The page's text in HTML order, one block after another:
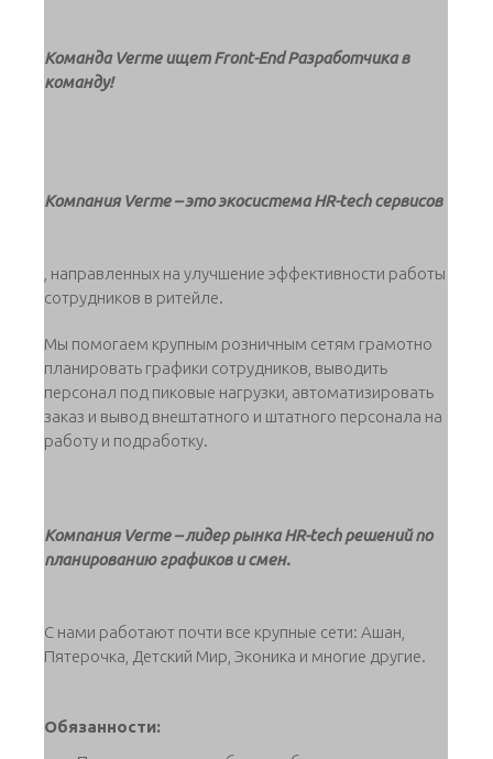
Команда Verme ищет Front-End Разработчика в
команду!
Компания Verme – это экосистема HR-tech сервисов
, направленных на улучшение эффективности работы
сотрудников в ритейле.
Мы помогаем крупным розничным сетям грамотно
планировать графики сотрудников, выводить
персонал под пиковые нагрузки, автоматизировать
заказ и вывод внештатного и штатного персонала на
работу и подработку.
Компания Verme – лидер рынка HR-tech решений по
планированию графиков и смен.
С нами работают почти все крупные сети: Ашан,
Пятерочка, Детский Мир, Эконика и многие другие.
Обязанности: